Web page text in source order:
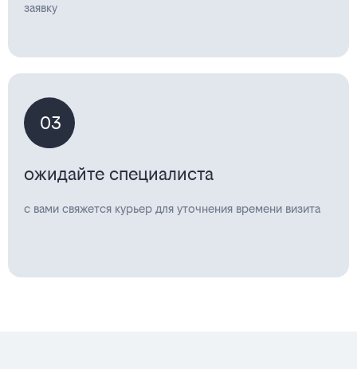
заявку
03
ожидайте специалиста
с вами свяжется курьер для уточнения времени визита